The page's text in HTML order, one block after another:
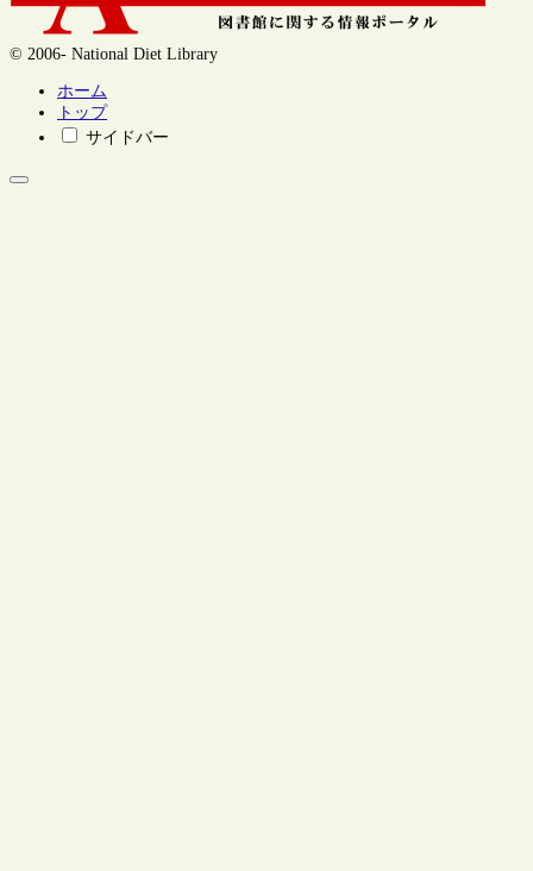
© 2006- National Diet Library
ホーム
トップ
サイドバー